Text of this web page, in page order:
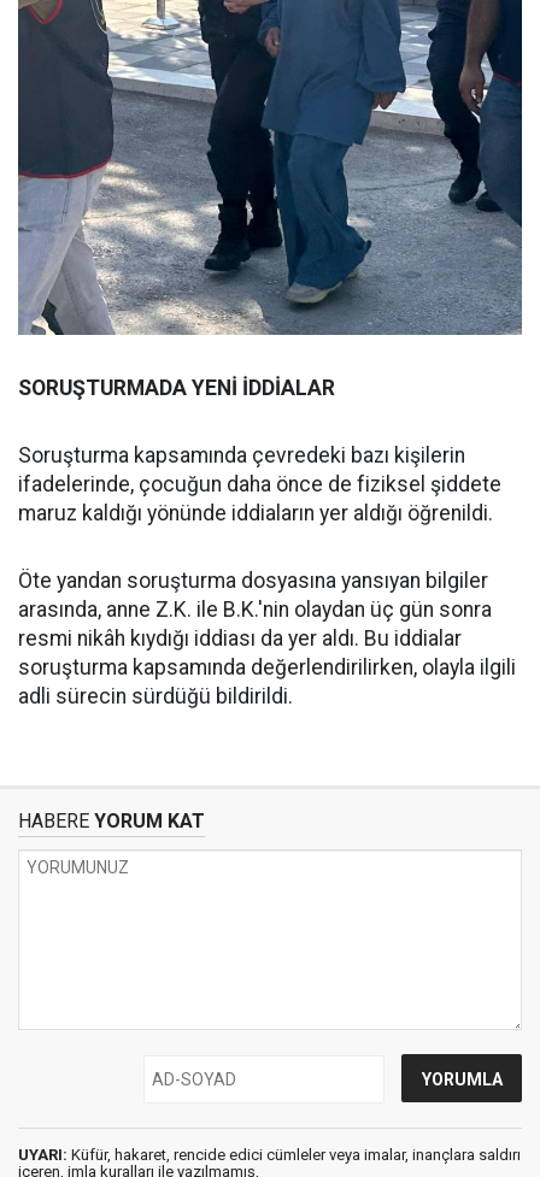
SORUŞTURMADA YENİ İDDİALAR
Soruşturma kapsamında çevredeki bazı kişilerin
ifadelerinde, çocuğun daha önce de fiziksel şiddete
maruz kaldığı yönünde iddiaların yer aldığı öğrenildi.
Öte yandan soruşturma dosyasına yansıyan bilgiler
arasında, anne Z.K. ile B.K.'nin olaydan üç gün sonra
resmi nikâh kıydığı iddiası da yer aldı. Bu iddialar
soruşturma kapsamında değerlendirilirken, olayla ilgili
adli sürecin sürdüğü bildirildi.
HABERE YORUM KAT
UYARI: Küfür, hakaret, rencide edici cümleler veya imalar, inançlara saldırı
içeren, imla kuralları ile yazılmamış,